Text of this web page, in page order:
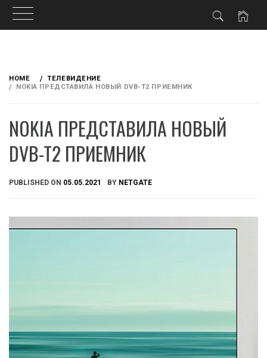
content
HOME
ТЕЛЕВИДЕНИЕ
NOKIA ПРЕДСТАВИЛА НОВЫЙ DVB-T2 ПРИЕМНИК
NOKIA ПРЕДСТАВИЛА НОВЫЙ
DVB-T2 ПРИЕМНИК
PUBLISHED ON 05.05.2021 BY NETGATE